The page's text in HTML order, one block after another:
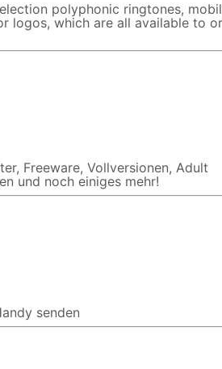
polyphonic ringtones,
logos, which are all available to
Freeware, Vollversionen, Adult
und noch einiges mehr!
senden